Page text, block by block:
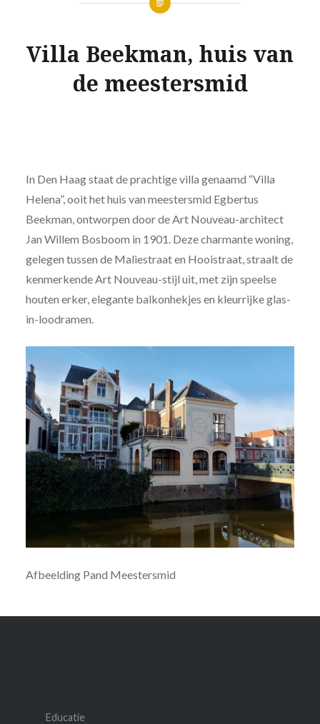
Villa Beekman, huis van
de meestersmid
In Den Haag staat de prachtige villa genaamd “Villa
Helena”, ooit het huis van meestersmid Egbertus
Beekman, ontworpen door de Art Nouveau-architect
Jan Willem Bosboom in 1901. Deze charmante woning,
gelegen tussen de Maliestraat en Hooistraat, straalt de
kenmerkende Art Nouveau-stijl uit, met zijn speelse
houten erker, elegante balkonhekjes en kleurrijke glas-
in-loodramen.
Afbeelding Pand Meestersmid
Educatie